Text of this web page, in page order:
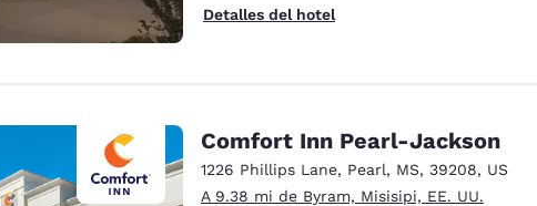
Detalles del hotel
Comfort Inn Pearl-Jackson
1226 Phillips Lane, Pearl, MS, 39208, US
A 9.38 mi de Byram, Misisipi, EE. UU.